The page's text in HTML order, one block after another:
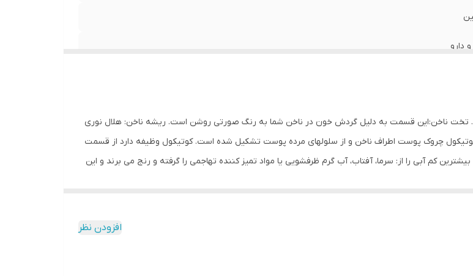
دارو
قسمت مختلف تشکیل شده است. تخت ناخن:این قسمت به دلیل گردش خون در ناخن شما به رنگ صورتی روشن است. ریشه ناخن: هلال نوری
چروک پوست اطراف ناخن و از سلولهای مرده پوست تشکیل شده است. کوتیکول وظیفه دارد از قسمت
کم آبی را از: سرما، آفتاب، آب گرم ظرفشویی یا مواد تمیز کننده تهاجمی را گرفته و رنج می برند و این
بیش از حد کشیده شده و شروع به ترکیدن می کند و به دلیل کشش روی قسمت نرم و زنده ناخن، تغییر شکل
برای ناخن‌ها به شمار می‌رود. نحوه استفاده از آن اینگونه است که مقداری روغن به روی ناخن‌ها اعمال
افزودن نظر